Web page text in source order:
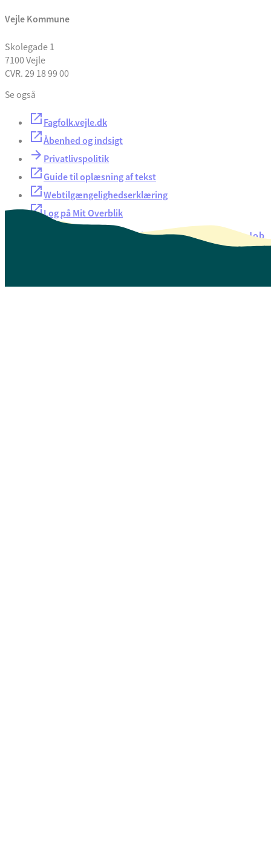
Vejle Kommune
Skolegade 1
7100 Vejle
CVR. 29 18 99 00
Se også
Fagfolk.vejle.dk
Åbenhed og indsigt
Privatlivspolitik
Guide til oplæsning af tekst
Webtilgængelighedserklæring
Log på Mit Overblik
Oversigt over selvbetjeningJob